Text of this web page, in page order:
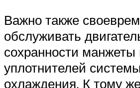
Важно также
обслуживать
сохранности манжеты
уплотнителей системы
охлаждения. К тому